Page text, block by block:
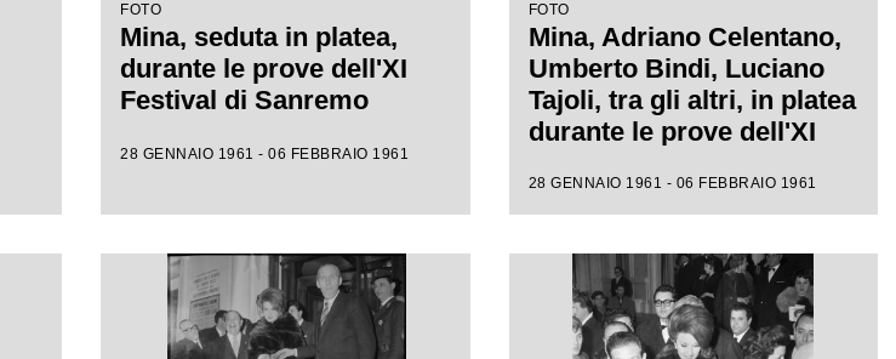
FOTO
Mina, seduta in platea,
durante le prove dell'XI
Festival di Sanremo
28 GENNAIO 1961 - 06 FEBBRAIO 1961
FOTO
Mina, Adriano Celentano,
Umberto Bindi, Luciano
Tajoli, tra gli altri, in platea
durante le prove dell'XI
28 GENNAIO 1961 - 06 FEBBRAIO 1961